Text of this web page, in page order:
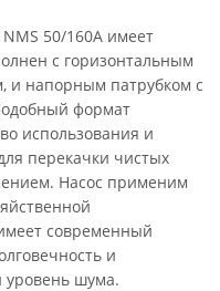
50/160A имеет
с горизонтальным
и напорным патрубком с
формат
использования и
перекачки чистых
Насос применим
современный
и
уровень шума.